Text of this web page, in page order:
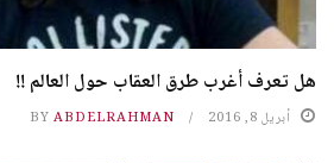
هل تعرف أغرب طرق العقاب حول العالم !!
أبريل 8, 2016 BY ABDELRAHMAN